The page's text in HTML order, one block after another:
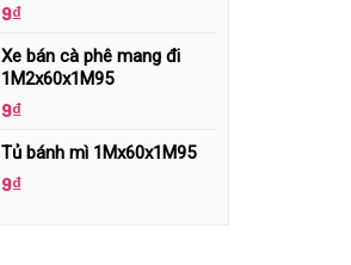
9₫
Xe bán cà phê mang đi
1M2x60x1M95
9₫
Tủ bánh mì 1Mx60x1M95
9₫